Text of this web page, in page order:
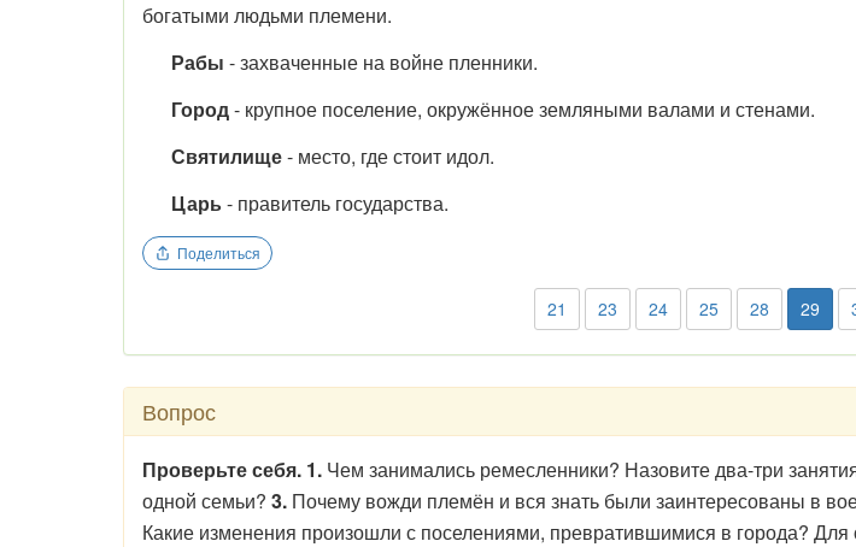
богатыми людьми племени.
Рабы - захваченные на войне пленники.
Город- крупное поселение, окружённое земляными валами и стенами.
Святилище- место, где стоит идол.
Царь- правитель государства.
Поделиться
21 23 24 25 28 29
Вопрос
Проверьте себя. 1. Чем занимались ремесленники? Назовите два-три
одной семьи? 3. Почему вожди племён и вся знать были заинтересованы в
Какие изменения произошли с поселениями, превратившимися в города?